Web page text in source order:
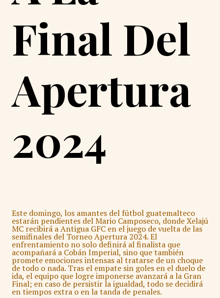
Final Del
Apertura
2024
Este domingo, los amantes del fútbol guatemalteco
estarán pendientes del Mario Camposeco, donde Xelajú
MC recibirá a Antigua GFC en el juego de vuelta de las
semifinales del Torneo Apertura 2024. El
enfrentamiento no solo definirá al finalista que
acompañará a Cobán Imperial, sino que también
promete emociones intensas al tratarse de un choque
de todo o nada. Tras el empate sin goles en el duelo de
ida, el equipo que logre imponerse avanzará a la Gran
Final; en caso de persistir la igualdad, todo se decidirá
en tiempos extra o en la tanda de penales.